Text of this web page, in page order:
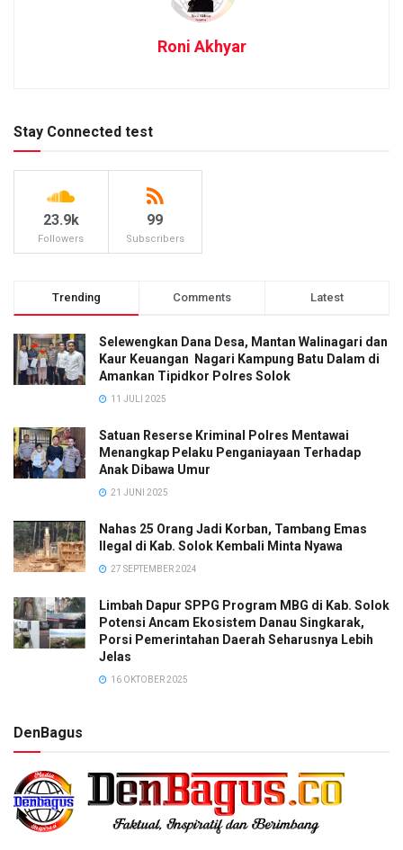
Roni Akhyar
Stay Connected test
23.9k
Followers
99
Subscribers
Trending Comments Latest
Selewengkan Dana Desa, Mantan Walinagari dan
Kaur Keuangan Nagari Kampung Batu Dalam di
Amankan Tipidkor Polres Solok
11 JULI 2025
Satuan Reserse Kriminal Polres Mentawai
Menangkap Pelaku Penganiayaan Terhadap
Anak Dibawa Umur
21 JUNI 2025
Nahas 25 Orang Jadi Korban, Tambang Emas
Ilegal di Kab. Solok Kembali Minta Nyawa
27 SEPTEMBER 2024
Limbah Dapur SPPG Program MBG di Kab. Solok
Potensi Ancam Ekosistem Danau Singkarak,
Porsi Pemerintahan Daerah Seharusnya Lebih
Jelas
16 OKTOBER 2025
DenBagus